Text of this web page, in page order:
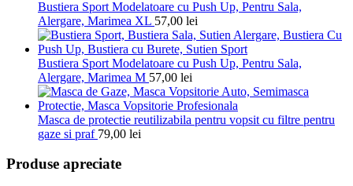
Bustiera Sport Modelatoare cu Push Up, Pentru Sala,
Alergare, Marimea XL 57,00 lei
Bustiera Sport Modelatoare cu Push Up, Pentru Sala,
Alergare, Marimea M 57,00 lei
Masca de protectie reutilizabila pentru vopsit cu filtre pentru
gaze si praf 79,00 lei
Produse apreciate